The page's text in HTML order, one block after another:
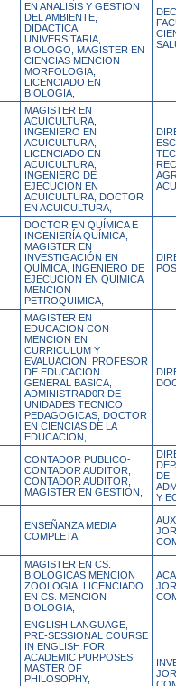
EN ANALISIS Y GESTION
DEL AMBIENTE,
DIDACTICA
UNIVERSITARIA,
BIOLOGO, MAGISTER EN
CIENCIAS MENCION
MORFOLOGIA,
LICENCIADO EN
BIOLOGIA,
MAGISTER EN
ACUICULTURA,
INGENIERO EN
ACUICULTURA,
LICENCIADO EN
ACUICULTURA,
INGENIERO DE
EJECUCION EN
ACUICULTURA, DOCTOR
EN ACUICULTURA,
DOCTOR EN QUÍMICA E
INGENIERÍA QUÍMICA,
MAGISTER EN
INVESTIGACIÓN EN
QUÍMICA, INGENIERO DE
EJECUCION EN QUIMICA
MENCION
PETROQUIMICA,
MAGISTER EN
EDUCACION CON
MENCION EN
CURRICULUM Y
EVALUACION, PROFESOR
DE EDUCACION
GENERAL BASICA,
ADMINISTRAD0R DE
UNIDADES TECNICO
PEDAGOGICAS, DOCTOR
EN CIENCIAS DE LA
EDUCACION,
CONTADOR PUBLICO-
CONTADOR AUDITOR,
CONTADOR AUDITOR,
MAGISTER EN GESTION,
DE
Y
ENSEÑANZA MEDIA
COMPLETA,
MAGISTER EN CS.
BIOLOGICAS MENCION
ZOOLOGIA, LICENCIADO
EN CS. MENCION
BIOLOGIA,
ENGLISH LANGUAGE,
PRE-SESSIONAL COURSE
IN ENGLISH FOR
ACADEMIC PURPOSES,
MASTER OF
PHILOSOPHY,